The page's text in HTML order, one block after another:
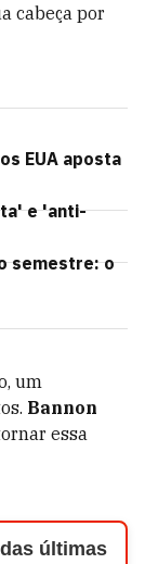
cabeça por
EUA aposta
e 'anti-
semestre: o
um
Bannon
essa
últimas